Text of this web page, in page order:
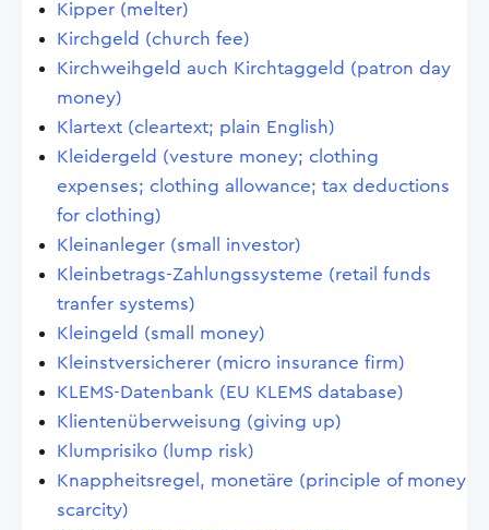
Kipper (melter)
Kirchgeld (church fee)
Kirchweihgeld auch Kirchtaggeld (patron day
money)
Klartext (cleartext; plain English)
Kleidergeld (vesture money; clothing
expenses; clothing allowance; tax deductions
for clothing)
Kleinanleger (small investor)
Kleinbetrags-Zahlungssysteme (retail funds
tranfer systems)
Kleingeld (small money)
Kleinstversicherer (micro insurance firm)
KLEMS-Datenbank (EU KLEMS database)
Klientenüberweisung (giving up)
Klumprisiko (lump risk)
Knappheitsregel, monetäre (principle of money
scarcity)